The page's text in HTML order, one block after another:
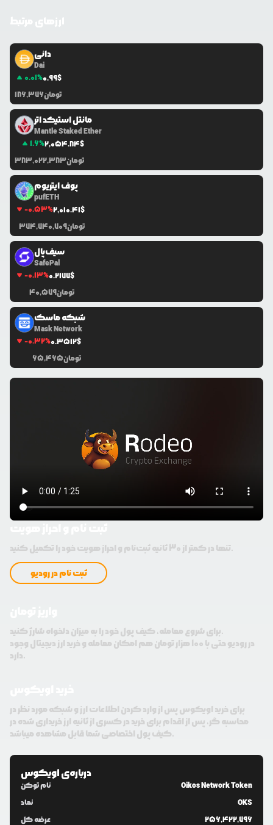
دائی
Dai
0.01%0.99$
186,376تومان
مانتل استیکد اتر
Mantle Staked Ether
1.6%2,054.84$
383,022,383تومان
پوف ایتریوم
pufETH
-0.53%2,010.41$
374,740,709تومان
سیف‌پال
SafePal
-0.13%0.2177$
40,579تومان
شبکه ماسک
Mask Network
-0.32%0.3512$
65,465تومان
تنها در کمتر از 30 ثانیه ثبت‌نام و احراز هویت خود را تکمیل کنید.
ثبت نام در رودیو
برای شروع معامله، کیف پول خود را به میزان دلخواه شارژ کنید.
در رودیو حتی با 100 هزار تومان هم امکان معامله و خرید ارز دیجیتال وجود
دارد.
برای خرید اویکوس پس از وارد کردن اطلاعات ارز و شبکه مورد نظر در
محاسبه گر، پس از اقدام برای خرید در کسری از ثانیه ارز خریداری شده در
کیف پول اختصاصی شما قابل مشاهده میباشد.
درباره‌یاویکوس
نام توکن
Oikos Network Token
نماد
OKS
عرضه کل
256,422,796